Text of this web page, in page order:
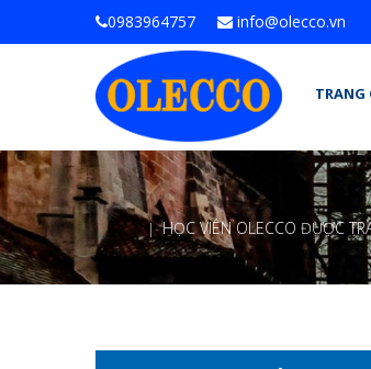
0983964757 info@olecco.vn
TRANG
HỌC VIÊN OLECCO ĐƯỢC